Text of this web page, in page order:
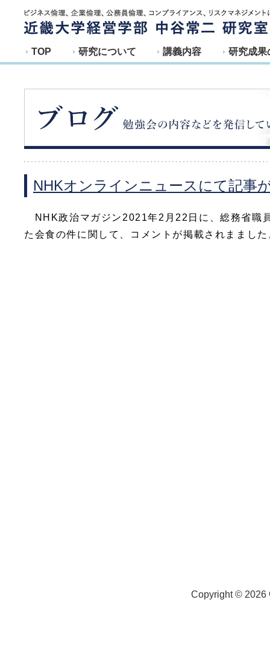
TOP 研究について 講義内容 研究成果
NHKオンラインニュースにて記事
NHK政治マガジン2021年2月22日に、総務省職
た会食の件に関して、コメントが掲載されまました
Copyright © 2026